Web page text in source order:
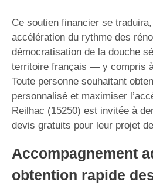
Ce soutien financier se
accélération du rythme des
démocratisation de la douche
territoire français — y compris
Toute personne souhaitant
personnalisé et maximiser
Reilhac (15250) est invitée à
devis gratuits pour leur projet
Accompagnement
obtention rapide